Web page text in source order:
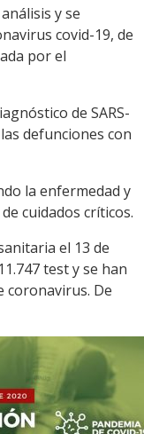
y se
covid-19, de
por el
de SARS-
defunciones con
la enfermedad y
cuidados críticos.
el 13 de
test y se han
coronavirus. De